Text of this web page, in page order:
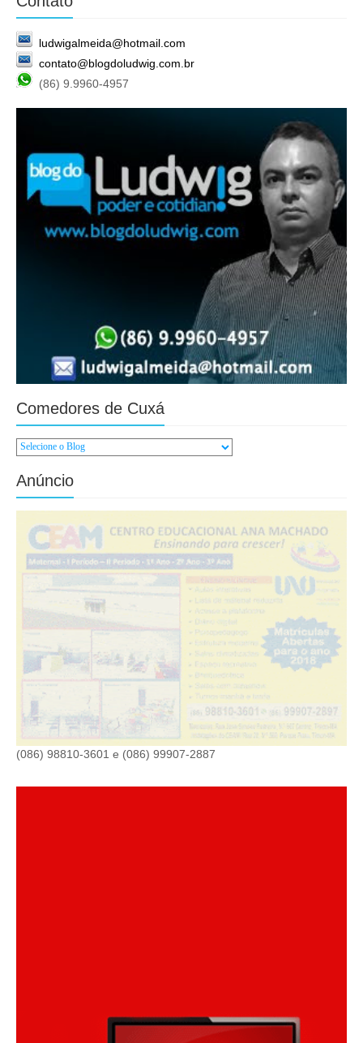
ludwigalmeida@hotmail.com
contato@blogdoludwig.com.br
(86) 9.9960-4957
Comedores de Cuxá
Anúncio
(086) 98810-3601 e (086) 99907-2887